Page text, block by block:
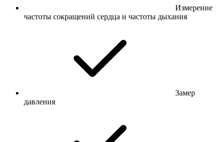
Измерение
частоты сокращений сердца и частоты дыхания
Замер
давления